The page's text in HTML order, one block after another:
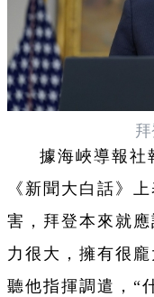
據海峽導報社
《新聞大白話》
害，拜登本來就
力很大，擁有很
聽他指揮調遣，“